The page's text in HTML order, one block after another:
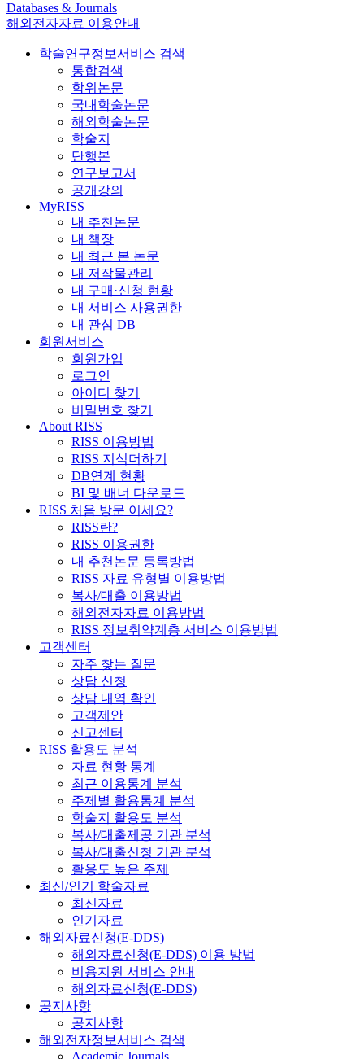
Databases & Journals
해외전자자료 이용안내
학술연구정보서비스 검색
통합검색
학위논문
국내학술논문
해외학술논문
학술지
단행본
연구보고서
공개강의
MyRISS
내 추천논문
내 책장
내 최근 본 논문
내 저작물관리
내 구매·신청 현황
내 서비스 사용권한
내 관심 DB
회원서비스
회원가입
로그인
아이디 찾기
비밀번호 찾기
About RISS
RISS 이용방법
RISS 지식더하기
DB연계 현황
BI 및 배너 다운로드
RISS 처음 방문 이세요?
RISS란?
RISS 이용권한
내 추천논문 등록방법
RISS 자료 유형별 이용방법
복사/대출 이용방법
해외전자자료 이용방법
RISS 정보취약계층 서비스 이용방법
고객센터
자주 찾는 질문
상담 신청
상담 내역 확인
고객제안
신고센터
RISS 활용도 분석
자료 현황 통계
최근 이용통계 분석
주제별 활용통계 분석
학술지 활용도 분석
복사/대출제공 기관 분석
복사/대출신청 기관 분석
활용도 높은 주제
최신/인기 학술자료
최신자료
인기자료
해외자료신청(E-DDS)
해외자료신청(E-DDS) 이용 방법
비용지원 서비스 안내
해외자료신청(E-DDS)
공지사항
공지사항
해외전자정보서비스 검색